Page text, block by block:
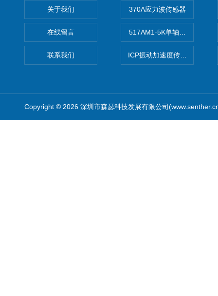
关于我们
在线留言
联系我们
370A应力波传感器
517AM1-5K单轴冲击IEPE加
ICP振动加速度传感器
Copyright © 2026 深圳市森瑟科技发展有限公司